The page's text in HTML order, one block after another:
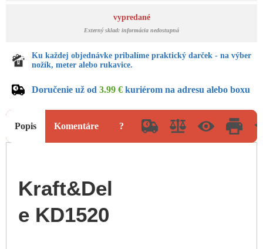
vypredané
Externý sklad: informácia nedostupná
Ku každej objednávke pribalíme praktický darček - na výber
nožík, meter alebo rukavice.
Doručenie už od 3.99 € kuriérom na adresu alebo boxu
Popis Komentáre ?
Kraft&Del
e KD1520